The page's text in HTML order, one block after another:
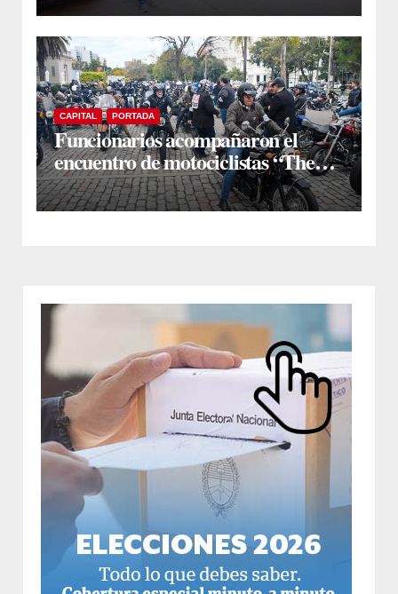
CAPITAL PORTADA
Funcionarios acompañaron el
encuentro de motociclistas “The
Distinguished Gentleman’s Ride”
en el Fórum